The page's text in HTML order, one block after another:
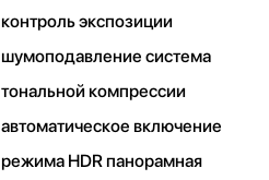
контроль экспозиции
шумоподавление система
тональной компрессии
автоматическое включение
режима HDR панорамная